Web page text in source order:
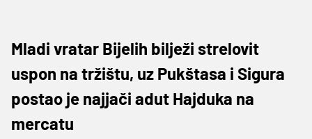
Mladi vratar Bijelih bilježi strelovit
uspon na tržištu, uz Pukštasa i Sigura
postao je najjači adut Hajduka na
mercatu